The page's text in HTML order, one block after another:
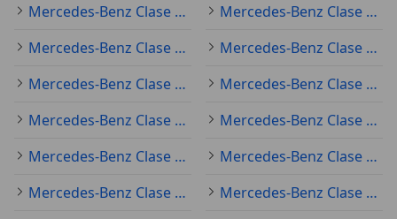
Mercedes-Benz Clase A (todo) 2019
Mercedes-Benz Clase A (todo) 2022
Mercedes-Benz Clase A (todo) 2021
Mercedes-Benz Clase A (todo) 2020
Mercedes-Benz Clase A (todo) 2025
Mercedes-Benz Clase A (todo) 2024
Mercedes-Benz Clase A (todo) 2018
Mercedes-Benz Clase A (todo) 2023
Mercedes-Benz Clase A (todo) 2017
Mercedes-Benz Clase A (todo) 2016
Mercedes-Benz Clase A (todo) 2014
Mercedes-Benz Clase A (todo) 2015